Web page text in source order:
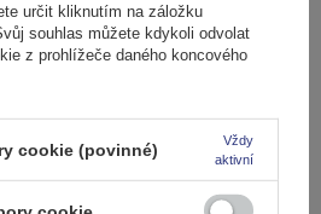
množství
určit kliknutím na záložku
souhlas můžete kdykoli odvolat
z prohlížeče daného koncového
cookie (povinné)
Vždy
aktivní